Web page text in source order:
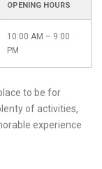
OPENING HOURS
10:00 AM – 9:00
PM
to be ​for
of activities,​
experience